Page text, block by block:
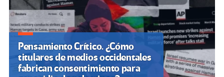
Pensamiento Crítico. ¿Cómo
titulares de medios occidentales
fabrican consentimiento para